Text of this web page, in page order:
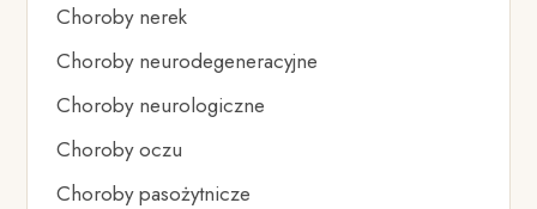
Choroby nerek
Choroby neurodegeneracyjne
Choroby neurologiczne
Choroby oczu
Choroby pasożytnicze